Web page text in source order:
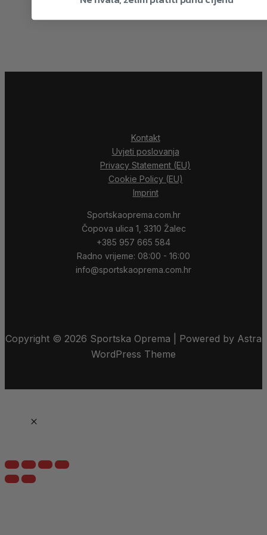
Kontakt
Uvjeti poslovanja
Privacy Statement (EU)
Cookie Policy (EU)
Imprint
Sportskaoprema.com.hr
Čopova ulica 1, 3310 Žalec
+385 957 665 584
Radno vrijeme: 08:00 - 16:00
info@sportskaoprema.com.hr
Copyright © 2026 Sportska Oprema | Powered by Astra
WordPress Theme